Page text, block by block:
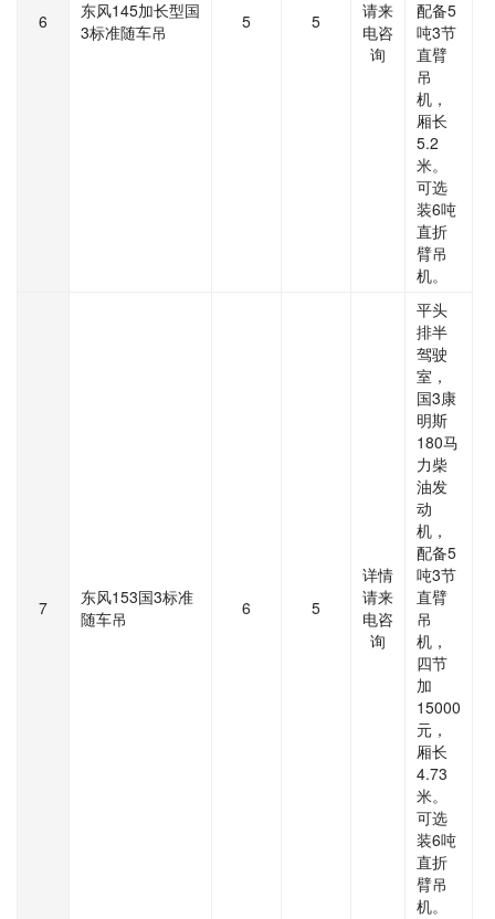
6
东风145加长型国
3标准随车吊
5 5
请来
电咨
询
配备5
吨3节
直臂
吊
机，
厢长
5.2
米。
可选
装6吨
直折
臂吊
机。
7
东风153国3标准
随车吊
6 5
详情
请来
电咨
询
平头
排半
驾驶
室，
国3康
明斯
180马
力柴
油发
动
机，
配备5
吨3节
直臂
吊
机，
四节
加
15000
元，
厢长
4.73
米。
可选
装6吨
直折
臂吊
机。